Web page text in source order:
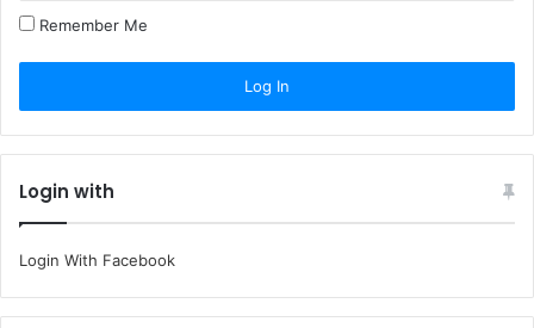
Remember Me
Login with
Login With Facebook